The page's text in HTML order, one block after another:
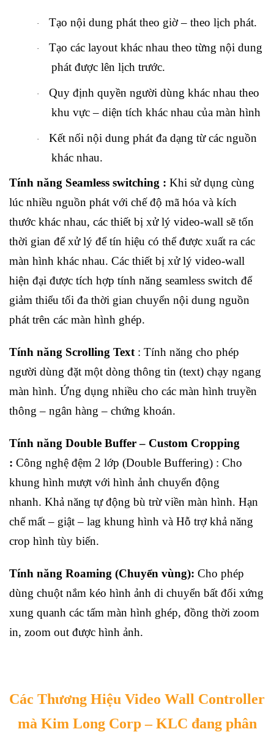
· Tạo nội dung phát theo giờ – theo lịch phát.
·
Tạo các layout khác nhau theo từng nội dung
phát được lên lịch trước.
·
Quy định quyền người dùng khác nhau theo
khu vực – diện tích khác nhau của màn hình
·
Kết nối nội dung phát đa dạng từ các nguồn
khác nhau.
Tính năng Seamless switching : Khi sử dụng cùng
lúc nhiều nguồn phát với chế độ mã hóa và kích
thước khác nhau, các thiết bị xử lý video-wall sẽ tốn
thời gian để xử lý để tín hiệu có thể được xuất ra các
màn hình khác nhau. Các thiết bị xử lý video-wall
hiện đại được tích hợp tính năng seamless switch để
giảm thiểu tối đa thời gian chuyển nội dung nguồn
phát trên các màn hình ghép.
Tính năng Scrolling Text : Tính năng cho phép
người dùng đặt một dòng thông tin (text) chạy ngang
màn hình. Ứng dụng nhiều cho các màn hình truyền
thông – ngân hàng – chứng khoán.
Tính năng Double Buffer – Custom Cropping
: Công nghệ đệm 2 lớp (Double Buffering) : Cho
khung hình mượt với hình ảnh chuyển động
nhanh. Khả năng tự động bù trừ viền màn hình. Hạn
chế mất – giật – lag khung hình và Hỗ trợ khả năng
crop hình tùy biến.
Tính năng Roaming (Chuyển vùng): Cho phép
dùng chuột nắm kéo hình ảnh di chuyển bất đối xứng
xung quanh các tấm màn hình ghép, đồng thời zoom
in, zoom out được hình ảnh.
Các Thương Hiệu Video Wall Controller
mà Kim Long Corp – KLC đang phân